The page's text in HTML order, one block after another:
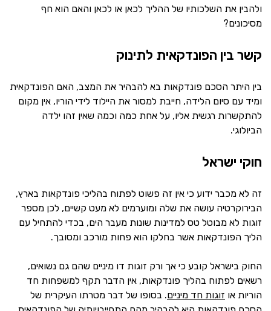
ולהבין את השלכותיו של ההליך לכאן או לכאן והאם הוא חף
מסיכונים?
קשר בין הפונדקאית לתינוק
בין היתר הסכם פונדקאות בא להבהיר את המצב, האם הפונדקאית
ומיד עם סיום הלידה, חייבת למסור את היילוד לידי הוריו, אין מקום
להתקשרות רגשית אליו, על אחת כמה וכמה שאין זהו ילדה
הביולוגי.
חוקי ישראל
זה לא מכבר ידוע כי אין זה פשוט לפתוח בהליכי פונדקאות בארץ,
הבירוקרטיה עושה את שלה ומוערמים לא מעט קשיים, לכן מספר
זוגות לא מבוטל טס למדינות שונות מעבר הים, בכדי להתחיל עם
הליך הפונדקאות אשר בחלקו הוא פחות מורכב ומסובך.
החוק בישראל קובע כי אך ורק זוגות דו מיניים שהם גם נשואים,
רשאים לפתוח בהליך פונדקאות, אין הדבר תקף למשפחות חד
הוריות או זוגות חד מיניים. בסופו של דבר מטרתו העיקרית של